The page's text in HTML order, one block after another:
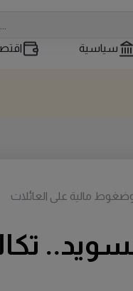
سياسية
مالية على العائلات